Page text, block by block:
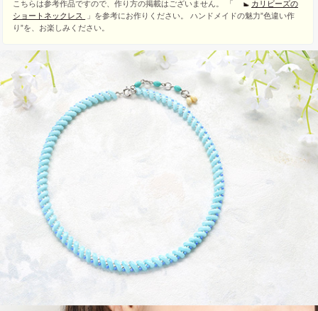
こちらは参考作品ですので、作り方の掲載はございません。 「
カリビーズの
ショートネックレス
」を参考にお作りください。 ハンドメイドの魅力”色違い作
り”を、お楽しみください。